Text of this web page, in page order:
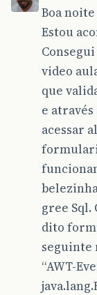
Boa noite
Estou
video
que
e
acessar
gree Sql.
dito
seguinte
“AWT-